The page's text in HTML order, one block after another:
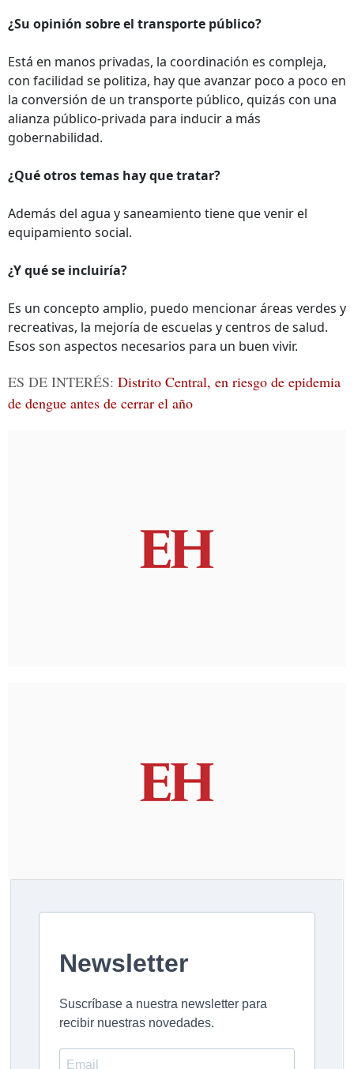
¿Su opinión sobre el transporte público?
Está en manos privadas, la coordinación es compleja,
con facilidad se politiza, hay que avanzar poco a poco en
la conversión de un transporte público, quizás con una
alianza público-privada para inducir a más
gobernabilidad.
¿Qué otros temas hay que tratar?
Además del agua y saneamiento tiene que venir el
equipamiento social.
¿Y qué se incluiría?
Es un concepto amplio, puedo mencionar áreas verdes y
recreativas, la mejoría de escuelas y centros de salud.
Esos son aspectos necesarios para un buen vivir.
ES DE INTERÉS: Distrito Central, en riesgo de epidemia
de dengue antes de cerrar el año